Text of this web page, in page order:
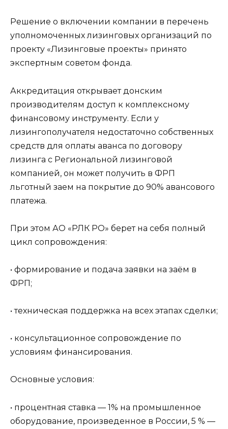
Решение о включении компании в перечень
уполномоченных лизинговых организаций по
проекту «Лизинговые проекты» принято
экспертным советом фонда.
Аккредитация открывает донским
производителям доступ к комплексному
финансовому инструменту. Если у
лизингополучателя недостаточно собственных
средств для оплаты аванса по договору
лизинга с Региональной лизинговой
компанией, он может получить в ФРП
льготный заем на покрытие до 90% авансового
платежа.
При этом АО «РЛК РО» берет на себя полный
цикл сопровождения:
• формирование и подача заявки на заём в
ФРП;
• техническая поддержка на всех этапах сделки;
• консультационное сопровождение по
условиям финансирования.
Основные условия:
• процентная ставка — 1% на промышленное
оборудование, произведенное в России, 5 % —